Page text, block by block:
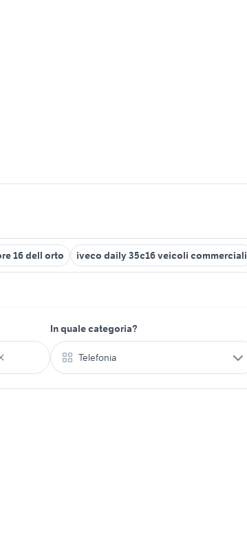
16 dell orto iveco daily 35c16 veicoli commerciali
In quale categoria?
Telefonia